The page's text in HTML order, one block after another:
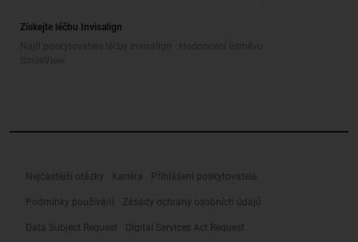
Získejte léčbu Invisalign
Nejčastější otázky Kariéra Přihlášení poskytovatele
Podmínky používání Zásady ochrany osobních údajů
Data Subject Request Digital Services Act Request